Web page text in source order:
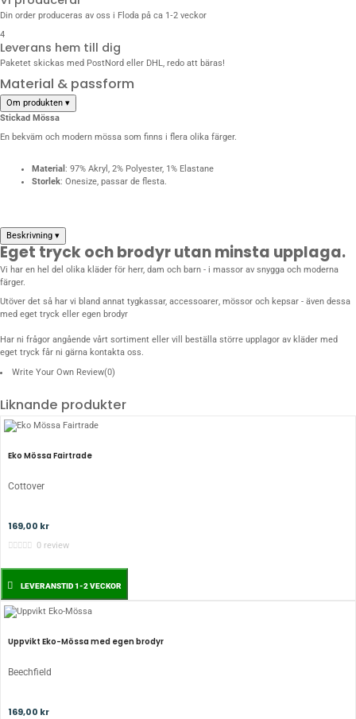
Din order produceras av oss i Floda på ca 1‑2 veckor
4
Leverans hem till dig
Paketet skickas med PostNord eller DHL, redo att bäras!
Material & passform
Om produkten ▾
Stickad Mössa
En bekväm och modern mössa som finns i flera olika färger.
Material : 97% Akryl, 2% Polyester, 1% Elastane
Storlek: Onesize, passar de flesta.
Beskrivning ▾
Eget tryck och brodyr utan minsta upplaga.
Vi har en hel del olika kläder för herr, dam och barn - i massor av snygga och moderna
färger.
Utöver det så har vi bland annat tygkassar, accessoarer, mössor och kepsar - även dessa
med eget tryck eller egen brodyr
Har ni frågor angående vårt sortiment eller vill beställa större upplagor av kläder med
eget tryck får ni gärna kontakta oss.
Write Your Own Review(0)
Liknande produkter
Eko Mössa Fairtrade
Cottover
169,00 kr
0 review
LEVERANSTID 1-2 VECKOR
Uppvikt Eko-Mössa med egen brodyr
Beechfield
169,00 kr